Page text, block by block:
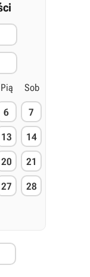
Pią Sob
6 7
13 14
20 21
27 28